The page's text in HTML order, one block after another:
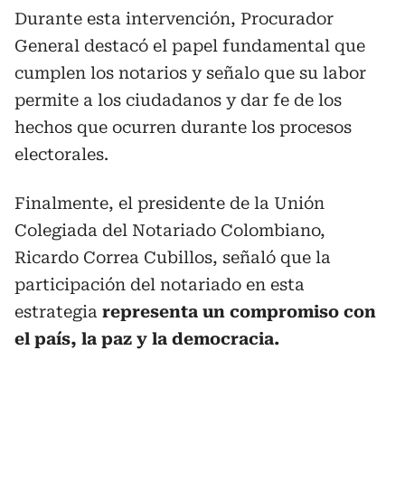
Durante esta intervención, Procurador
General destacó el papel fundamental que
cumplen los notarios y señalo que su labor
permite a los ciudadanos y dar fe de los
hechos que ocurren durante los procesos
electorales.
Finalmente, el presidente de la Unión
Colegiada del Notariado Colombiano,
Ricardo Correa Cubillos, señaló que la
participación del notariado en esta
estrategia representa un compromiso con
el país, la paz y la democracia.